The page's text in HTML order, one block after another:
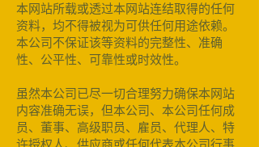
本网站所载或透过本网站连结取得的任何
资料，均不得被视为可供任何用途依赖。
本公司不保证该等资料的完整性、准确
性、公平性、可靠性或时效性。
虽然本公司已尽一切合理努力确保本网站
内容准确无误，但本公司、本公司任何成
员、董事、高级职员、雇员、代理人、特
许授权人、供应商或任何代表本公司行事